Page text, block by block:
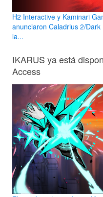
H2 Interactive y Kaminari
anunciaron Caladrius 2/
la...
IKARUS ya está
Access